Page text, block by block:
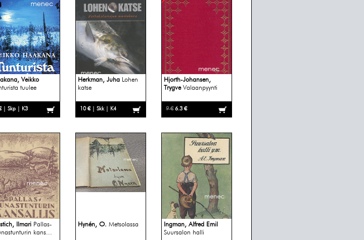
Veikko
tuulee
| Skp | K3
Herkman, Juha Lohen
katse
10 € | Skk | K4
Hjorth-Johansen,
Trygve Valaanpyynti
9 €6.3 €
Ilmari Pallas-
kans...
Hynén, O. Metsolassa
Ingman, Alfred Emil
Suursalon halli